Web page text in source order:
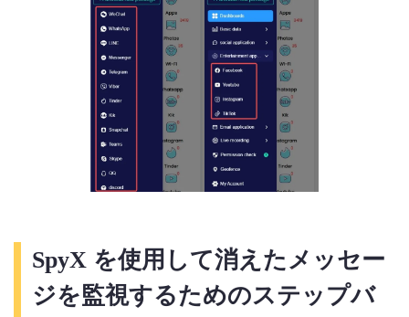
SpyX を使用して消えたメッセー
ジを監視するためのステップバ